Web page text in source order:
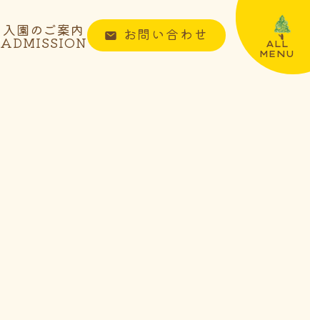
ALL
MENU
入園のご案内
ADMISSION お問い合わせ